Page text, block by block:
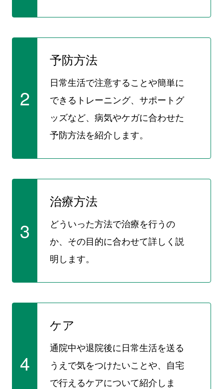
2
予防方法
日常生活で注意することや簡単に
できるトレーニング、サポートグ
ッズなど、病気やケガに合わせた
予防方法を紹介します。
3
治療方法
どういった方法で治療を行うの
か、その目的に合わせて詳しく説
明します。
4
ケア
通院中や退院後に日常生活を送る
うえで気をつけたいことや、自宅
で行えるケアについて紹介しま